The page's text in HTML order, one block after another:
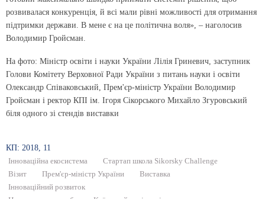
розвивалася конкуренція, й всі мали рівні можливості для отримання
підтримки держави. В мене є на це політична воля», – наголосив
Володимир Гройсман.
На фото: Міністр освіти і науки України Лілія Гриневич, заступник
Голови Комітету Верховної Ради України з питань науки і освіти
Олександр Співаковський, Прем'єр-міністр України Володимир
Гройсман і ректор КПІ ім. Ігоря Сікорського Михайло Згуровський
біля одного зі стендів виставки
КП: 2018, 11
Інноваційна екосистема
Стартап школа Sikorsky Сhallenge
Візит
Прем'єр-міністр України
Виставка
Інноваційний розвиток